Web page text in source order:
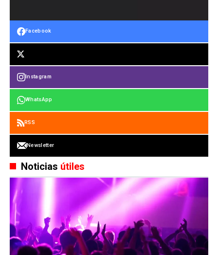
Facebook
Instagram
WhatsApp
RSS
Newsletter
Noticias útiles